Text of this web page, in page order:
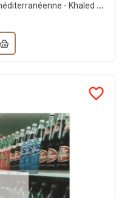
Carthage - Histoire d'une métropole méditerranéenne - Khaled Melliti - Tempus Perrin
favorite_border